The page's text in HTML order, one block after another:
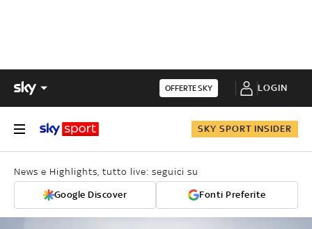
OFFERTE SKY LOGIN
SKY SPORT INSIDER
News e Highlights, tutto live: seguici su
Google Discover Fonti Preferite